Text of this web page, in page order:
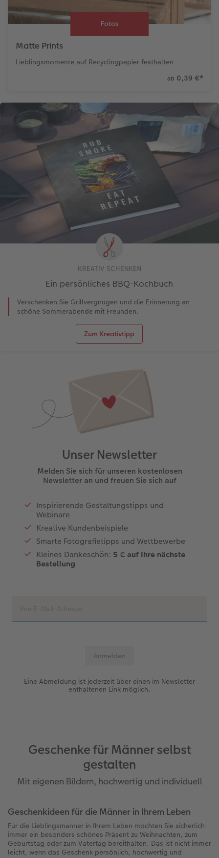
Fotos
Matte Prints
Lieblingsmomente auf Recyclingpapier festhalten
ab 0,39 €*
KREATIV SCHENKEN
Ein persönliches BBQ-Kochbuch
Verschenken Sie Grillvergnügen und die Erinnerung an
schöne Sommerabende mit Freunden.
Zum Kreativtipp
Unser Newsletter
Melden Sie sich für unseren kostenlosen
Newsletter an und freuen Sie sich auf
Inspirierende Gestaltungstipps und
Webinare
Kreative Kundenbeispiele
Smarte Fotografietipps und Wettbewerbe
Kleines Dankeschön: 5 € auf Ihre nächste
Bestellung
Eine Abmeldung ist jederzeit über einen im Newsletter
enthaltenen Link möglich.
Geschenke für Männer selbst
gestalten
Mit eigenen Bildern, hochwertig und individuell
Geschenkideen für die Männer in Ihrem Leben
Für die Lieblingsmänner in Ihrem Leben möchten Sie sicherlich
immer ein besonders schönes Präsent zu Weihnachten, zum
Geburtstag oder zum Vatertag bereithalten. Das ist nicht immer
leicht, wenn das Geschenk persönlich, hochwertig und